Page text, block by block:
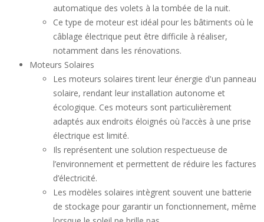
automatique des volets à la tombée de la nuit.
Ce type de moteur est idéal pour les bâtiments où le
câblage électrique peut être difficile à réaliser,
notamment dans les rénovations.
Moteurs Solaires
Les moteurs solaires tirent leur énergie d'un panneau
solaire, rendant leur installation autonome et
écologique. Ces moteurs sont particulièrement
adaptés aux endroits éloignés où l’accès à une prise
électrique est limité.
Ils représentent une solution respectueuse de
l’environnement et permettent de réduire les factures
d’électricité.
Les modèles solaires intègrent souvent une batterie
de stockage pour garantir un fonctionnement, même